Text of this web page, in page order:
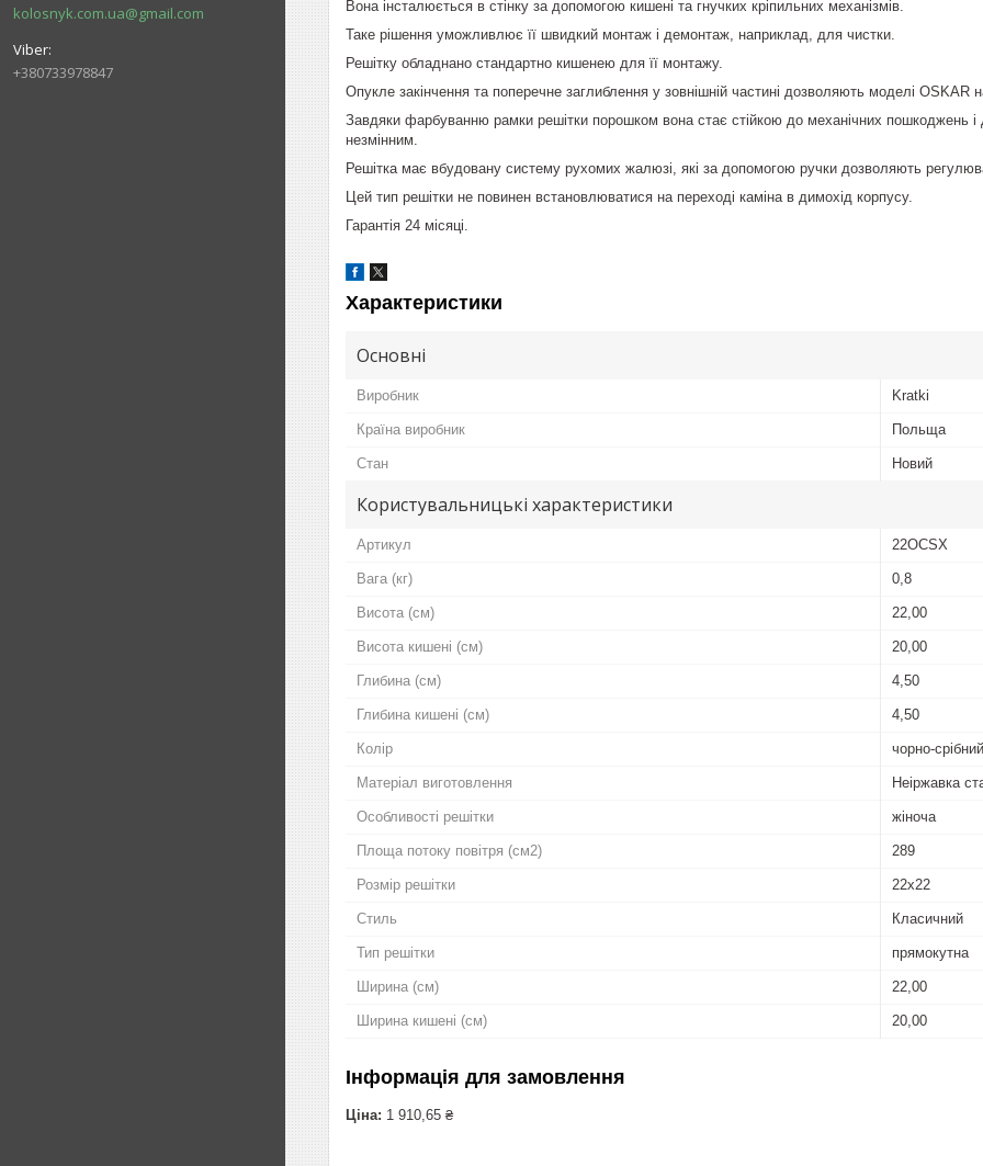
kolosnyk.com.ua@gmail.com
+380733978847
Вона інсталюється в стінку за допомогою кишені та гнучких кріпильних механізмів.
Таке рішення уможливлює її швидкий монтаж і демонтаж, наприклад, для чистки.
Решітку обладнано стандартно кишенею для її монтажу.
Опукле закінчення та поперечне заглиблення у зовнішній частині дозволяють моделі OSKAR
Завдяки фарбуванню рамки решітки порошком вона стає стійкою до механічних пошкоджень і
незмінним.
Решітка має вбудовану систему рухомих жалюзі, які за допомогою ручки дозволяють
Цей тип решітки не повинен встановлюватися на переході каміна в димохід корпусу.
Гарантія 24 місяці.
Характеристики
Основні
Виробник Kratki
Країна виробник Польща
Стан Новий
Користувальницькі характеристики
Артикул 22OCSX
Вага (кг) 0,8
Висота (см) 22,00
Висота кишені (см) 20,00
Глибина (см) 4,50
Глибина кишені (см) 4,50
Колір чорно-срібний
Матеріал виготовлення Неіржавка
Особливості решітки жіноча
Площа потоку повітря (см2) 289
Розмір решітки 22x22
Стиль Класичний
Тип решітки прямокутна
Ширина (см) 22,00
Ширина кишені (см) 20,00
Інформація для замовлення
Ціна: 1 910,65 ₴